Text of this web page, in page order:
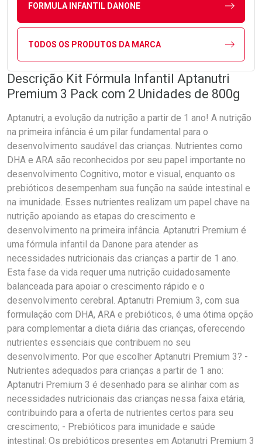
FORMULA INFANTIL DANONE
TODOS OS PRODUTOS DA MARCA
Descrição Kit Fórmula Infantil Aptanutri
Premium 3 Pack com 2 Unidades de 800g
Aptanutri, a evolução da nutrição a partir de 1 ano! A nutrição
na primeira infância é um pilar fundamental para o
desenvolvimento saudável das crianças. Nutrientes como
DHA e ARA são reconhecidos por seu papel importante no
desenvolvimento Cognitivo, motor e visual, enquanto os
prebióticos desempenham sua função na saúde intestinal e
na imunidade. Esses nutrientes realizam um papel chave na
nutrição apoiando as etapas do crescimento e
desenvolvimento na primeira infância. Aptanutri Premium é
uma fórmula infantil da Danone para atender as
necessidades nutricionais das crianças a partir de 1 ano.
Esta fase da vida requer uma nutrição cuidadosamente
balanceada para apoiar o crescimento rápido e o
desenvolvimento cerebral. Aptanutri Premium 3, com sua
formulação com DHA, ARA e prebióticos, é uma ótima opção
para complementar a dieta diária das crianças, oferecendo
nutrientes essenciais que contribuem no seu
desenvolvimento. Por que escolher Aptanutri Premium 3? -
Nutrientes adequados para crianças a partir de 1 ano:
Aptanutri Premium 3 é desenhado para se alinhar com as
necessidades nutricionais das crianças nessa faixa etária,
contribuindo para a oferta de nutrientes certos para seu
crescimento; - Prebióticos para imunidade e saúde
intestinal: Os prebióticos presentes em Aptanutri Premium 3